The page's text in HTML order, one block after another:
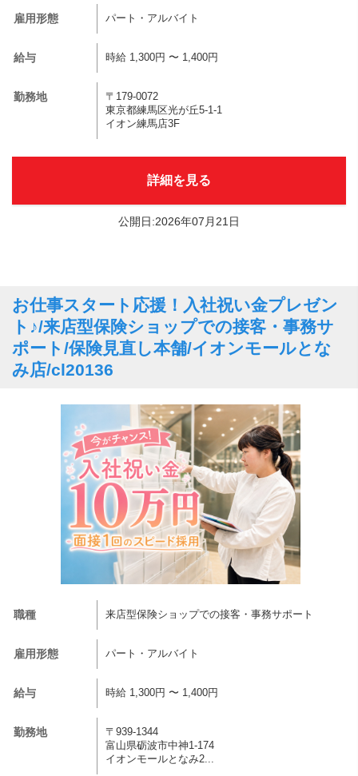
雇用形態 パート・アルバイト
給与 時給 1,300円 〜 1,400円
勤務地
〒179-0072
東京都練馬区光が丘5-1-1
イオン練馬店3F
詳細を見る
公開日:2026年07月21日
お仕事スタート応援！入社祝い金プレゼン
ト♪/来店型保険ショップでの接客・事務サ
ポート/保険見直し本舗/イオンモールとな
み店/cl20136
職種 来店型保険ショップでの接客・事務サポート
雇用形態 パート・アルバイト
給与 時給 1,300円 〜 1,400円
勤務地
〒939-1344
富山県砺波市中神1-174
イオンモールとなみ2...